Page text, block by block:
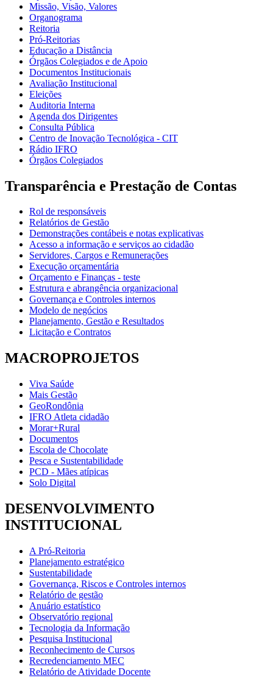
Missão, Visão, Valores
Organograma
Reitoria
Pró-Reitorias
Educação a Distância
Órgãos Colegiados e de Apoio
Documentos Institucionais
Avaliação Institucional
Eleições
Auditoria Interna
Agenda dos Dirigentes
Consulta Pública
Centro de Inovação Tecnológica - CIT
Rádio IFRO
Órgãos Colegiados
Transparência e Prestação de Contas
Rol de responsáveis
Relatórios de Gestão
Demonstrações contábeis e notas explicativas
Acesso a informação e serviços ao cidadão
Servidores, Cargos e Remunerações
Execução orçamentária
Orçamento e Finanças - teste
Estrutura e abrangência organizacional
Governança e Controles internos
Modelo de negócios
Planejamento, Gestão e Resultados
Licitação e Contratos
MACROPROJETOS
Viva Saúde
Mais Gestão
GeoRondônia
IFRO Atleta cidadão
Morar+Rural
Documentos
Escola de Chocolate
Pesca e Sustentabilidade
PCD - Mães atípicas
Solo Digital
DESENVOLVIMENTO
INSTITUCIONAL
A Pró-Reitoria
Planejamento estratégico
Sustentabilidade
Governança, Riscos e Controles internos
Relatório de gestão
Anuário estatístico
Observatório regional
Tecnologia da Informação
Pesquisa Institucional
Reconhecimento de Cursos
Recredenciamento MEC
Relatório de Atividade Docente